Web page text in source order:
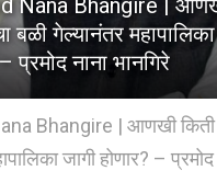
Nana Bhangire |
बळी गेल्यानंतर
प्रमोद नाना भानगिरे
Bhangire | आणखी किती
जागी होणार? – प्रमोद